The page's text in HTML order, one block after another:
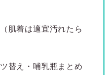
肌着は適宜汚れたら
替え・哺乳瓶まとめ